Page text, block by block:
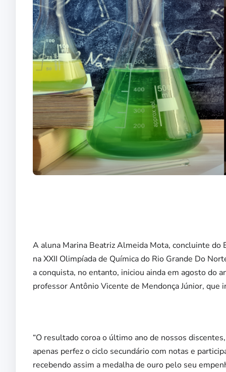
A aluna Marina Beatriz Almeida Mota, concluinte do
na XXII Olimpíada de Química do Rio Grande Do
a conquista, no entanto, iniciou ainda em agosto do
professor Antônio Vicente de Mendonça Júnior, que
“O resultado coroa o último ano de nossos
apenas perfez o ciclo secundário com notas e
recebendo assim a medalha de ouro pelo seu